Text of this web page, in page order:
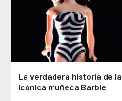
La verdadera historia de
icónica muñeca Barbie